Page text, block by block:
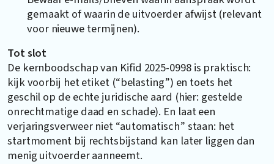
gemaakt of waarin de uitvoerder afwijst (relevant
voor nieuwe termijnen).
Tot slot
De kernboodschap van Kifid 2025-0998 is praktisch:
kijk voorbij het etiket (“belasting”) en toets het
geschil op de echte juridische aard (hier: gestelde
onrechtmatige daad en schade). En laat een
verjaringsverweer niet “automatisch” staan: het
startmoment bij rechtsbijstand kan later liggen dan
menig uitvoerder aanneemt.